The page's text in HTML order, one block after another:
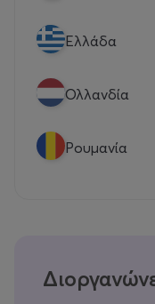
Eλλάδα
Ολλανδία
Ρουμανία